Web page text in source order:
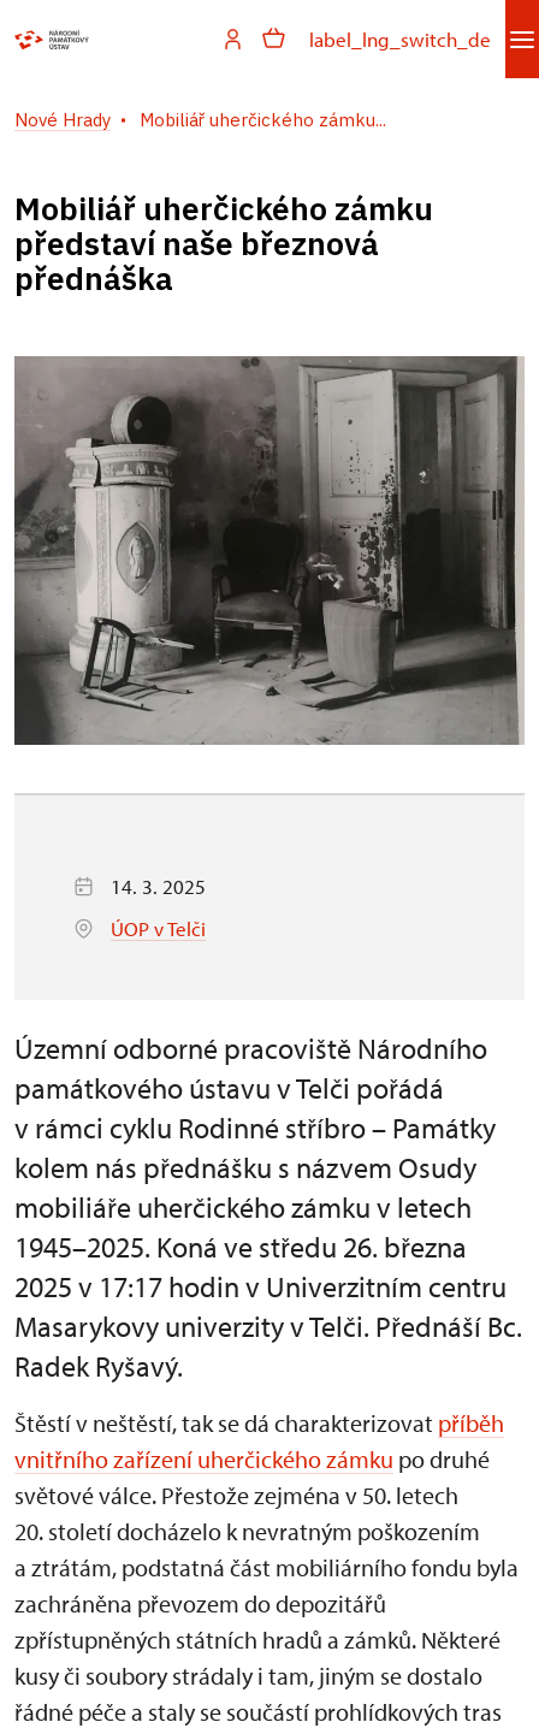
label_lng_switch_de
Nové Hrady Mobiliář uherčického zámku...
Mobiliář uherčického zámku
představí naše březnová
přednáška
14. 3. 2025
ÚOP v Telči
Územní odborné pracoviště Národního
památkového ústavu v Telči pořádá
v rámci cyklu Rodinné stříbro – Památky
kolem nás přednášku s názvem Osudy
mobiliáře uherčického zámku v letech
1945–2025. Koná ve středu 26. března
2025 v 17:17 hodin v Univerzitním centru
Masarykovy univerzity v Telči. Přednáší Bc.
Radek Ryšavý.
Štěstí v neštěstí, tak se dá charakterizovat příběh
vnitřního zařízení uherčického zámku po druhé
světové válce. Přestože zejména v 50. letech
20. století docházelo k nevratným poškozením
a ztrátám, podstatná část mobiliárního fondu byla
zachráněna převozem do depozitářů
zpřístupněných státních hradů a zámků. Některé
kusy či soubory strádaly i tam, jiným se dostalo
řádné péče a staly se součástí prohlídkových tras